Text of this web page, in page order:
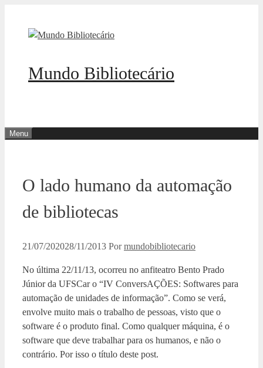
Mundo Bibliotecário
Menu
O lado humano da automação
de bibliotecas
21/07/202028/11/2013 Pormundobibliotecario
No última 22/11/13, ocorreu no anfiteatro Bento Prado
Júnior da UFSCar o “IV ConversAÇÕES: Softwares para
automação de unidades de informação”. Como se verá,
envolve muito mais o trabalho de pessoas, visto que o
software é o produto final. Como qualquer máquina, é o
software que deve trabalhar para os humanos, e não o
contrário. Por isso o título deste post.